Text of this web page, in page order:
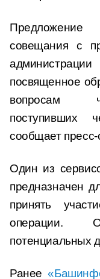
совещания с
посвященное
вопросам
поступивших
сообщает
Один из
предназначен
принять
операции.
потенциальных
Ранее